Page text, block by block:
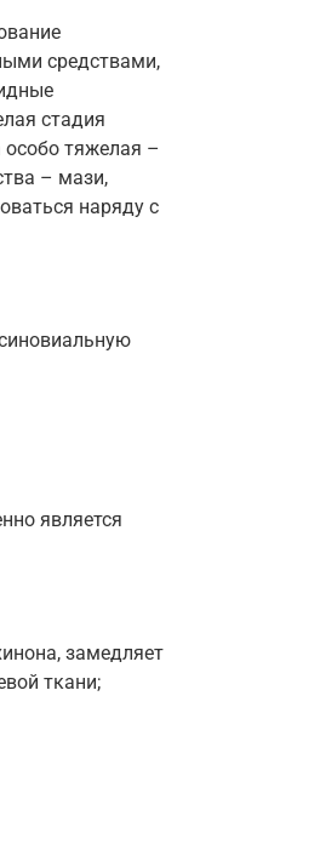
средствами,
стадия
особо тяжелая –
– мази,
наряду с
является
замедляет
ткани;